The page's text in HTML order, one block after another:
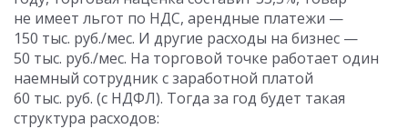
не имеет льгот по НДС, арендные платежи —
150 тыс. руб./мес. И другие расходы на бизнес —
50 тыс. руб./мес. На торговой точке работает один
наемный сотрудник с заработной платой
60 тыс. руб. (с НДФЛ). Тогда за год будет такая
структура расходов: